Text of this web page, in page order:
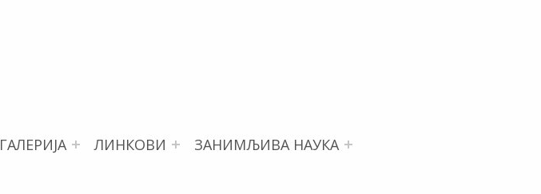
ГАЛЕРИЈА ЛИНКОВИ ЗАНИМЉИВА НАУКА